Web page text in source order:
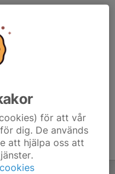
för att vår
dig. De används
att hjälpa oss att